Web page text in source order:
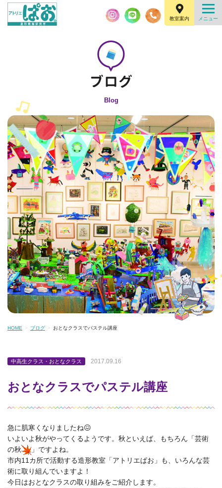
教室案内
Blog
HOME ブログ おとなクラスでパステル講座
中高生クラス・おとなクラス 2017.09.16
おとなクラスでパステル講座
急に肌寒くなりましたね😖
いよいよ秋がやってくるようです。秋といえば、もちろん「芸術
の秋
」ですよね。
市内11カ所で活動する造形教室「アトリエぱお 」も、いろんな芸
術に取り組んでいますよ！
今日はおとなクラスの取り組みをご紹介します。